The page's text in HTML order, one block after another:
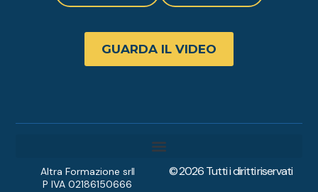
GUARDA IL VIDEO
Altra Formazione srl
P IVA 02186150666
© 2026 Tutti i diritti riservati